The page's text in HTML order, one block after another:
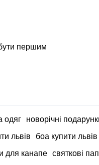
першим
одяг новорічні
львів боа купити львів
для канапе святкові